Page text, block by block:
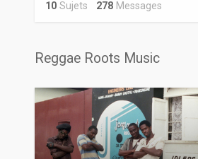
10Sujets 278Messages
Reggae Roots Music